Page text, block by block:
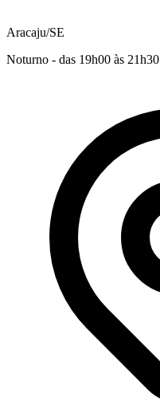
Aracaju/SE
Noturno - das 19h00 às 21h30